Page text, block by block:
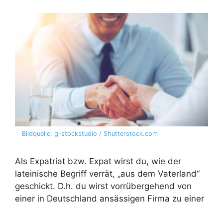
Bildquelle: g-stockstudio / Shutterstock.com
Als Expatriat bzw. Expat wirst du, wie der
lateinische Begriff verrät, „aus dem Vaterland“
geschickt. D.h. du wirst vorrübergehend von
einer in Deutschland ansässigen Firma zu einer